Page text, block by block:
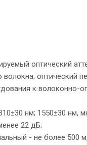
оптический
оптический
к волоконно-
нм; 1550±30 нм,
22 дБ;
- не более 500